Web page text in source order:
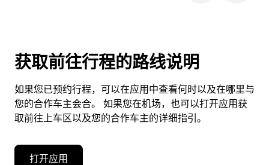
获取前往行程的路线说明
如果您已预约行程，可以在应用中查看何时以及在哪里与
您的合作车主会合。 如果您在机场，也可以打开应用获
取前往上车区以及您的合作车主的详细指引。
打开应用